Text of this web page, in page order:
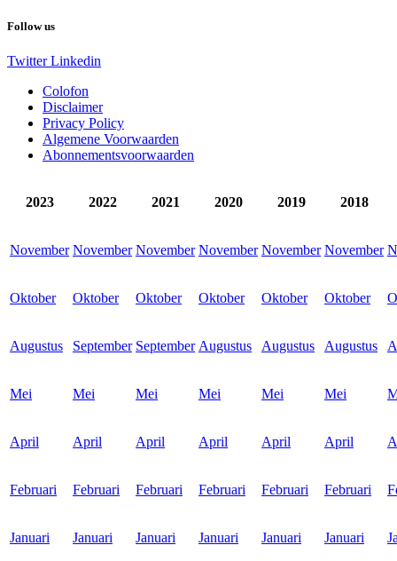
Follow us
Twitter Linkedin
Colofon
Disclaimer
Privacy Policy
Algemene Voorwaarden
Abonnementsvoorwaarden
2023 2022 2021 2020 2019 2018
November November November November November November
Oktober Oktober Oktober Oktober Oktober Oktober
Augustus September September Augustus Augustus Augustus
Mei Mei Mei Mei Mei Mei
April April April April April April
Februari Februari Februari Februari Februari Februari
Januari Januari Januari Januari Januari Januari